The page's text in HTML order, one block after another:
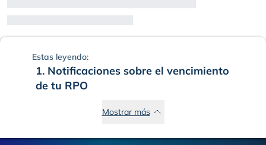
Estas leyendo:
1. Notificaciones sobre el vencimiento
de tu RPO
Mostrar más